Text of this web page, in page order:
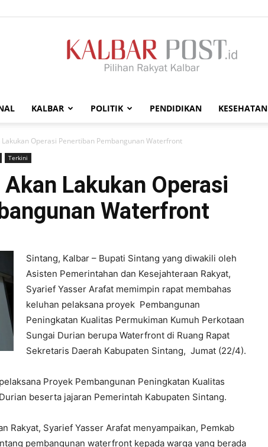
Post
KALBAR POLITIK PENDIDIKAN KESEHATAN
Lakukan Operasi Penertiban Pembangunan Waterfront
Terkini
Lakukan Operasi
Waterfront
Sintang, Kalbar – Bupati Sintang yang diwakili oleh
Asisten Pemerintahan dan Kesejahteraan Rakyat,
Syarief Yasser Arafat memimpin rapat membahas
keluhan pelaksana proyek Pembangunan
Peningkatan Kualitas Permukiman Kumuh Perkotaan
Sungai Durian berupa Waterfront di Ruang Rapat
Sekretaris Daerah Kabupaten Sintang, Jumat (22/4).
Proyek Pembangunan Peningkatan Kualitas
beserta jajaran Pemerintah Kabupaten Sintang.
Rakyat, Syarief Yasser Arafat menyampaikan, Pemkab
pembangunan waterfront kepada warga yang berada